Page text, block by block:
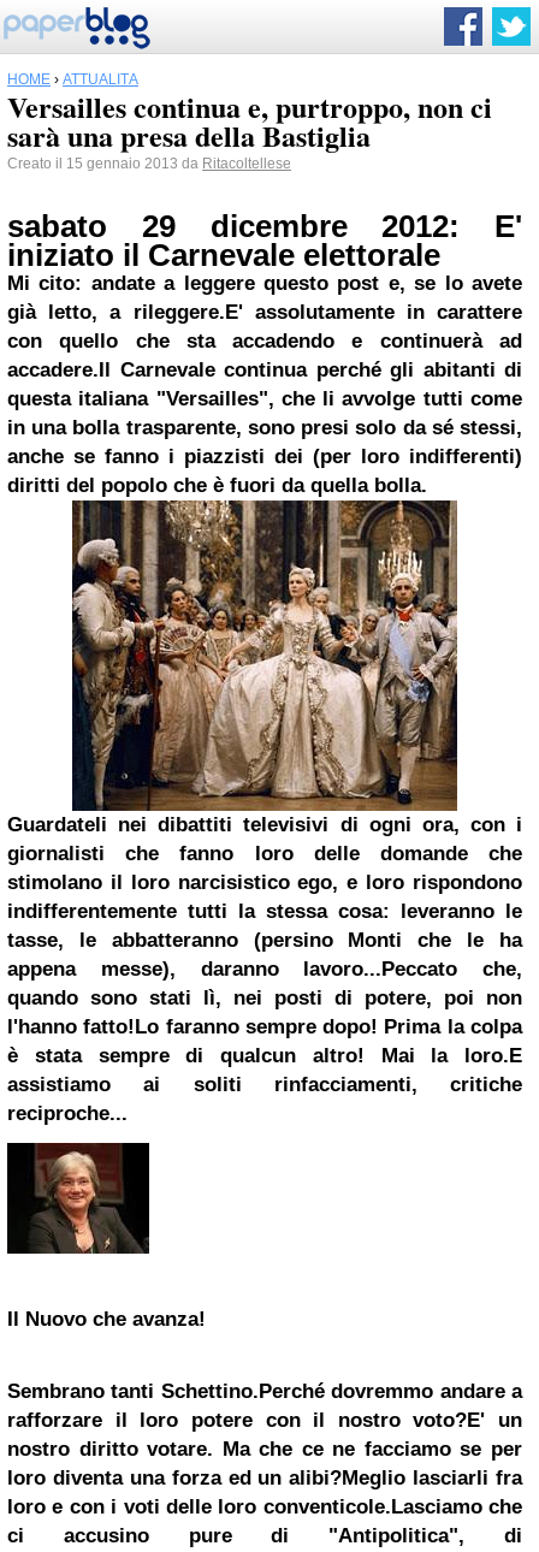
HOME › ATTUALITÀ
Versailles continua e, purtroppo, non ci
sarà una presa della Bastiglia
Creato il 15 gennaio 2013 da Ritacoltellese
sabato 29 dicembre 2012: E'
iniziato il Carnevale elettorale
Mi cito: andatea leggere questo post e, se lo avete
già letto,a rileggere.E' assolutamente in carattere
con quello che sta accadendo e continuerà ad
accadere.Il Carnevale continua perché gli abitanti di
questa italiana "Versailles", che li avvolge tutti come
in una bolla trasparente, sono presi solo da sé stessi,
anche se fanno i piazzisti dei (per loro indifferenti)
diritti del popolo che è fuori da quella bolla.
Guardateli nei dibattiti televisivi di ogni ora, con i
giornalisti che fanno loro delle domande che
stimolano il loro narcisistico ego, e loro rispondono
indifferentemente tutti la stessa cosa: leveranno le
tasse, le abbatteranno (persino Monti che le ha
appena messe), daranno lavoro...Peccato che,
quando sono stati lì, nei posti di potere, poi non
l'hanno fatto!Lo faranno sempre dopo! Prima la colpa
è stata sempre di qualcun altro! Mai la loro.E
assistiamo ai soliti rinfacciamenti, critiche
reciproche...
Il Nuovo che avanza!
Sembrano tanti Schettino.Perché dovremmo andare a
rafforzare il loro potere con il nostro voto?E' un
nostro diritto votare. Ma che ce ne facciamo se per
loro diventa una forza ed un alibi?Meglio lasciarli fra
loro e con i voti delle loro conventicole.Lasciamo che
ci accusino pure di "Antipolitica", di